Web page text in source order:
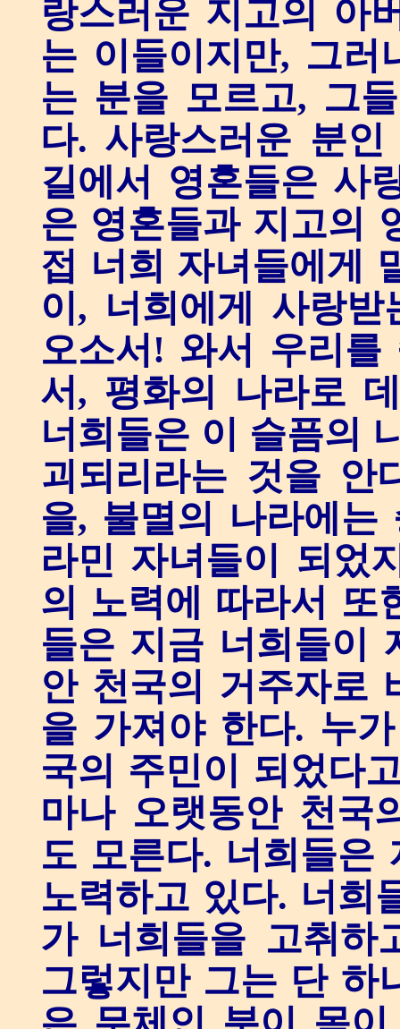
랑스러운 지고의 아
는 이들이지만, 그러
는 분을 모르고, 그
다. 사랑스러운 분
길에서 영혼들은 사
은 영혼들과 지고의
접 너희 자녀들에게
이, 너희에게 사랑
오소서! 와서 우리를
서, 평화의 나라로
너희들은 이 슬픔의
괴되리라는 것을 안
을, 불멸의 나라에는
라민 자녀들이 되었
의 노력에 따라서 또
들은 지금 너희들이
안 천국의 거주자로
을 가져야 한다. 누
국의 주민이 되었다
마나 오랫동안 천국
도 모른다. 너희들은
노력하고 있다. 너희
가 너희들을 고취하
그렇지만 그는 단 하